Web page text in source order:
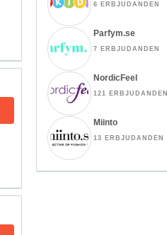
6 ERBJUDANDEN
Parfym.se
7 ERBJUDANDEN
NordicFeel
121 ERBJUDANDEN
Miinto
13 ERBJUDANDEN